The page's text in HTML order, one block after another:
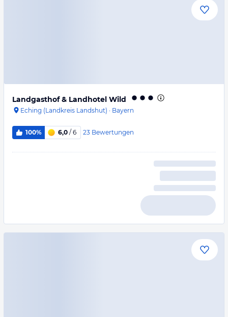
Landgasthof & Landhotel Wild
Eching (Landkreis Landshut) · Bayern
100% 6,0 / 6 23 Bewertungen